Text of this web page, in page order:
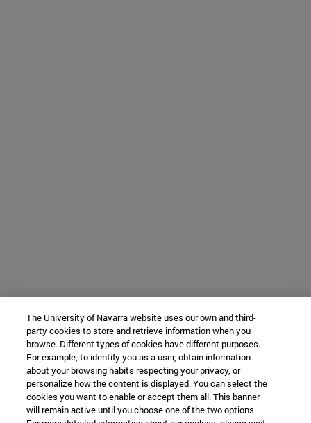
The University of Navarra website uses our own and third-
party cookies to store and retrieve information when you
browse. Different types of cookies have different purposes.
For example, to identify you as a user, obtain information
about your browsing habits respecting your privacy, or
personalize how the content is displayed. You can select the
cookies you want to enable or accept them all. This banner
will remain active until you choose one of the two options.